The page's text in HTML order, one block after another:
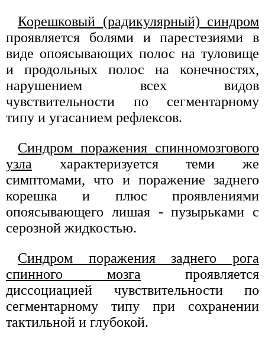
Корешковый (радикулярный) синдром
проявляется болями и парестезиями в
виде опоясывающих полос на туловище
и продольных полос на конечностях,
нарушением всех видов
чувствительности по сегментарному
типу и угасанием рефлексов.
Синдром поражения спинномозгового
узла характеризуется теми же
симптомами, что и поражение заднего
корешка и плюс проявлениями
опоясывающего лишая - пузырьками с
серозной жидкостью.
Синдром поражения заднего рога
спинного мозга проявляется
диссоциацией чувствительности по
сегментарному типу при сохранении
тактильной и глубокой.